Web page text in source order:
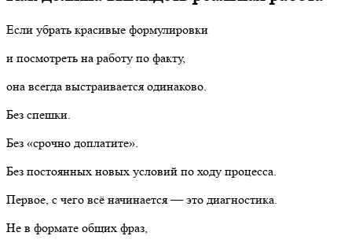
Если убрать красивые формулировки
и посмотреть на работу по факту,
она всегда выстраивается одинаково.
Без спешки.
Без «срочно доплатите».
Без постоянных новых условий по ходу процесса.
Первое, с чего всё начинается — это диагностика.
Не в формате общих фраз,